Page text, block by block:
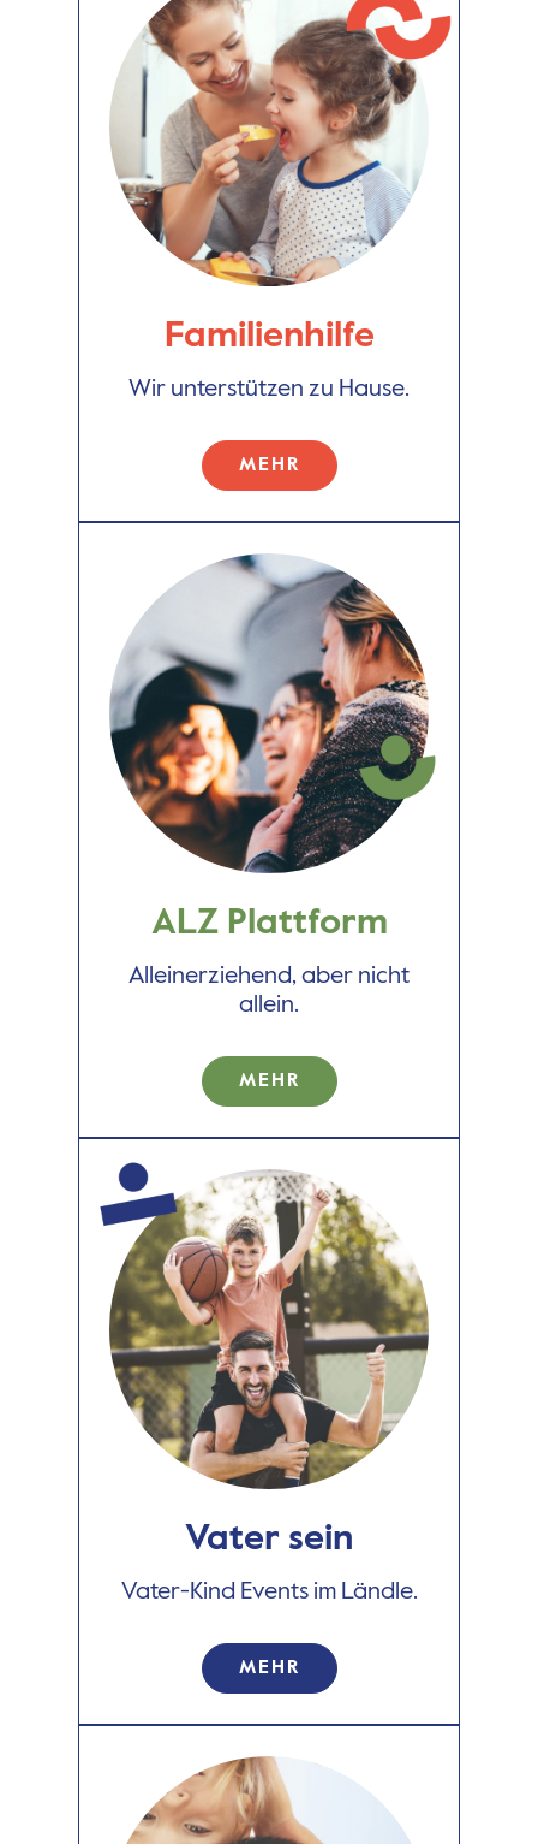
Familienhilfe
Wir unterstützen zu Hause.
MEHR
ALZ Plattform
Alleinerziehend, aber nicht
allein.
MEHR
Vater sein
Vater-Kind Events im Ländle.
MEHR